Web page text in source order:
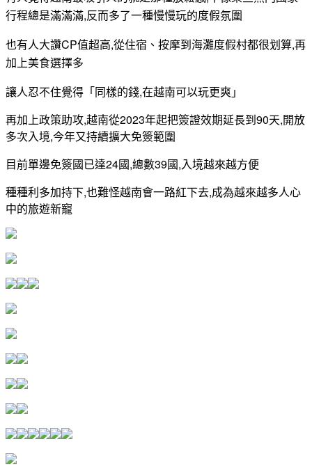
行程總是滿滿滿,反而多了一種慢慢玩的度假氛圍
也有人大讚CP值超高,從住宿、按摩到海灘度假村都很划算,再
加上美食選擇多
讓人忍不住覺得「同樣的錢,在越南可以玩更爽」
再加上政策助攻,越南從2023年起把簽證效期延長到90天,開放
多次入境,今年又持續擴大免簽範圍
目前單邊免簽國已達24國,總數39國,入境越來越方便
種種利多加持下,也難怪越南會一路紅下去,成為越來越多人心
中的旅遊新寵